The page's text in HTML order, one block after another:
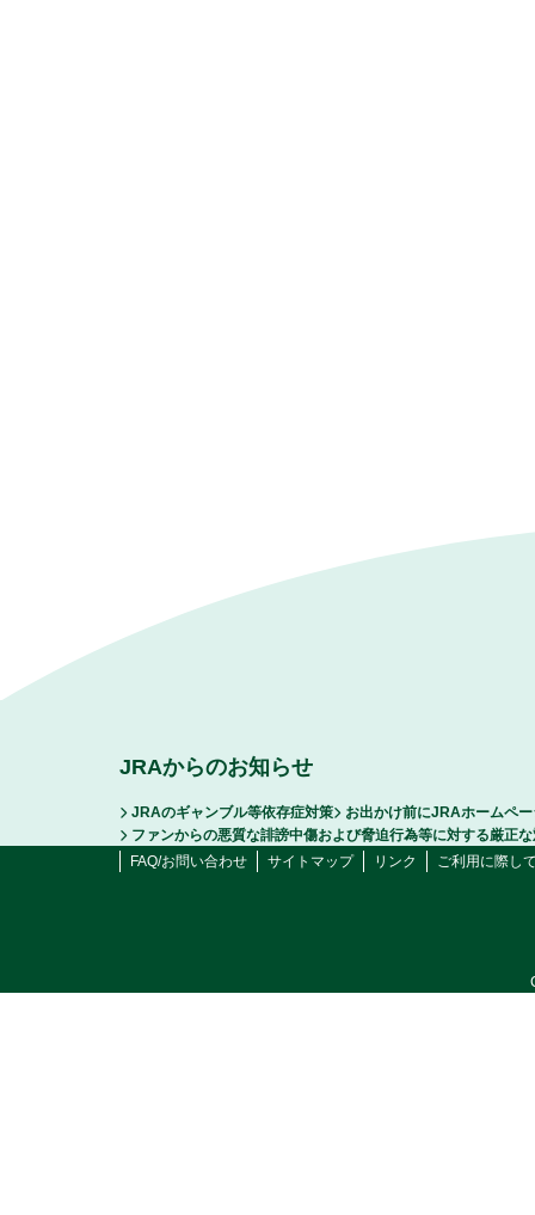
JRAからのお知らせ
JRAのギャンブル等依存症対策
お出かけ前にJRAホームペ
ファンからの悪質な誹謗中傷および脅迫行為等に対する厳正
FAQ/お問い合わせ
サイトマップ リンク ご利用に際し